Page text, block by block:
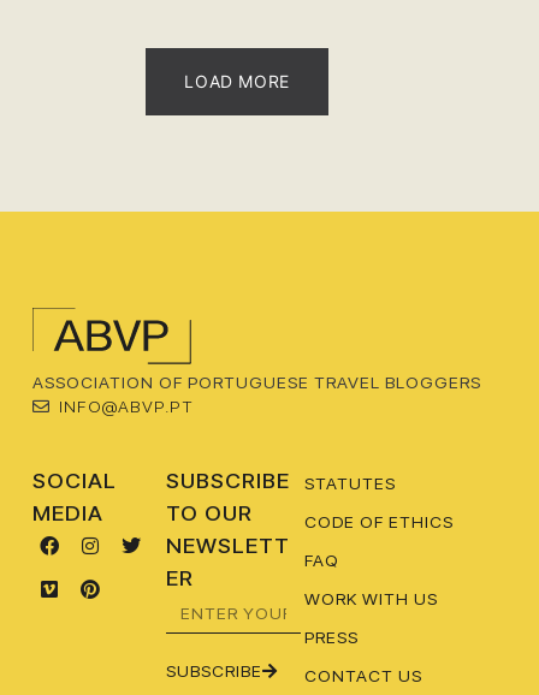
LOAD MORE
ASSOCIATION OF PORTUGUESE TRAVEL BLOGGERS
INFO@ABVP.PT
SOCIAL
MEDIA
SUBSCRIBE
TO OUR
NEWSLETT
ER
SUBSCRIBE
STATUTES
CODE OF ETHICS
FAQ
WORK WITH US
PRESS
CONTACT US